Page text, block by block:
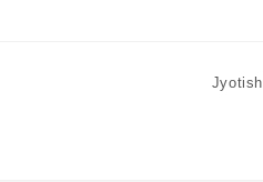
Jyotish